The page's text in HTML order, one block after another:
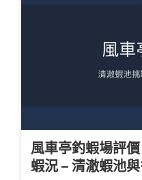
風車亭釣蝦場評
蝦況 – 清澈蝦池